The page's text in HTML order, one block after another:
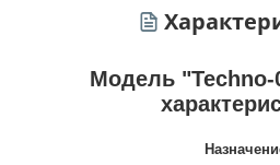
Модель "Techno-